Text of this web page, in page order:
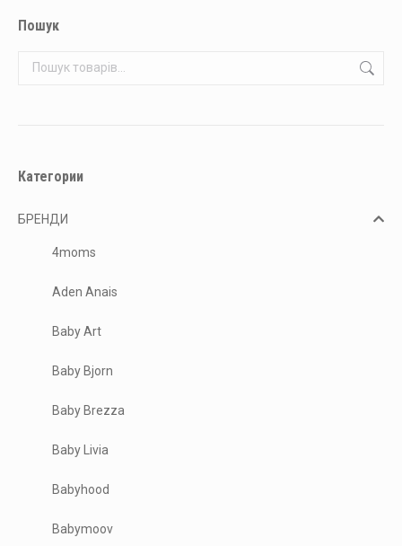
Пошук
Категории
БРЕНДИ
4moms
Aden Anais
Baby Art
Baby Bjorn
Baby Brezza
Baby Livia
Babyhood
Babymoov